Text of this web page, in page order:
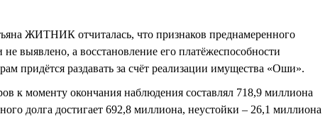
ЖИТНИК отчиталась, что признаков преднамеренного
выявлено, а восстановление его платёжеспособности
придётся раздавать за счёт реализации имущества «Оши».
к моменту окончания наблюдения составлял 718,9 миллиона
долга достигает 692,8 миллиона, неустойки – 26,1 миллиона